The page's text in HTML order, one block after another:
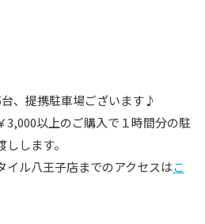
、提携駐車場ございます♪
3,000以上のご購入で１時間分の駐
します。
イル八王子店までのアクセスはこ